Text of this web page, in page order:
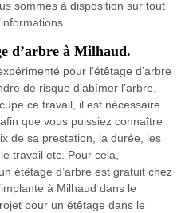
sommes à disposition sur tout
d’arbre à Milhaud.
pour l’étêtage d’arbre
de risque d’abîmer l’arbre.
ce travail, il est nécessaire
que vous puissiez connaître
de sa prestation, la durée, les
travail etc. Pour cela,
étêtage d’arbre est gratuit chez
à Milhaud dans le
pour un étêtage dans le